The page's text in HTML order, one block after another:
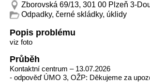
Zborovská 69/13, 301 00 Plzeň 3-
Odpadky, černé skládky, úklidy
Popis problému
viz foto
Průběh
Kontaktní centrum – 13.07.2026
- odpověď ÚMO 3, OŽP: Děkujeme za